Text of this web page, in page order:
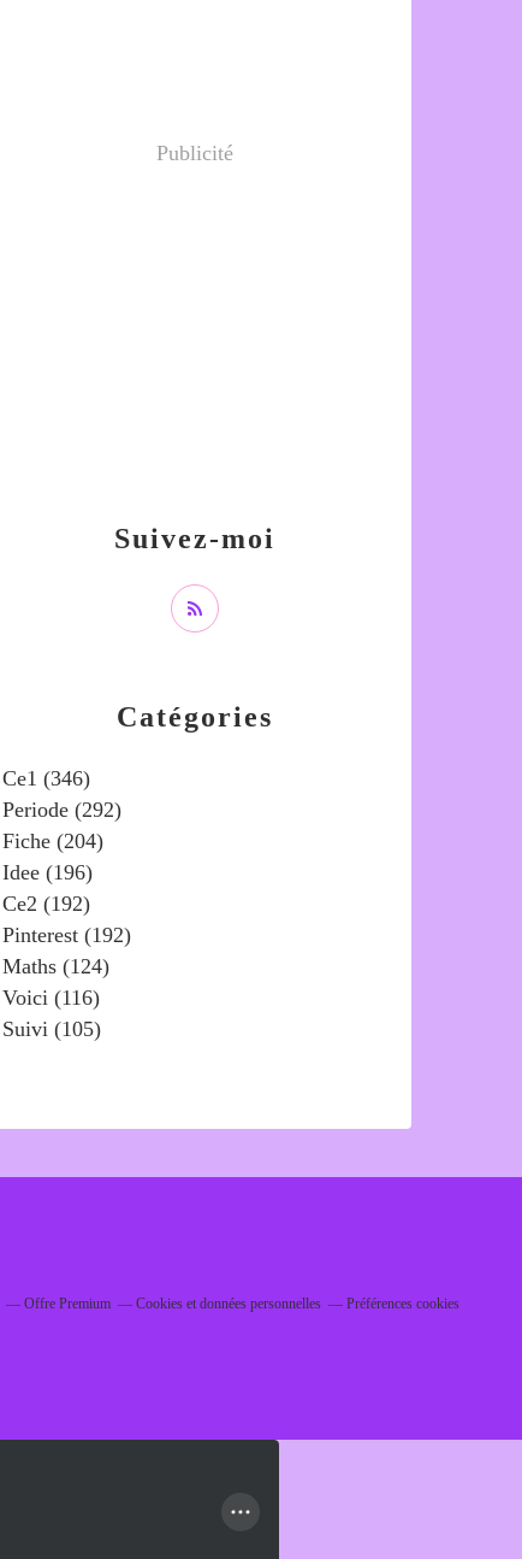
Catégories
Ce1 (346)
Periode (292)
Fiche (204)
Idee (196)
Ce2 (192)
Pinterest (192)
Maths (124)
Voici (116)
Suivi (105)
Suivez-moi
Publicité
Offre Premium Cookies et données personnelles Préférences cookies